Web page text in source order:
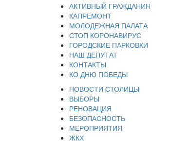
АКТИВНЫЙ ГРАЖДАНИН
КАПРЕМОНТ
МОЛОДЕЖНАЯ ПАЛАТА
СТОП КОРОНАВИРУС
ГОРОДСКИЕ ПАРКОВКИ
НАШ ДЕПУТАТ
КОНТАКТЫ
КО ДНЮ ПОБЕДЫ
НОВОСТИ СТОЛИЦЫ
ВЫБОРЫ
РЕНОВАЦИЯ
БЕЗОПАСНОСТЬ
МЕРОПРИЯТИЯ
ЖКХ